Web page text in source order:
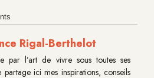
Rigal-Berthelot
par l’art de vivre sous toutes ses
partage ici mes inspirations, conseils